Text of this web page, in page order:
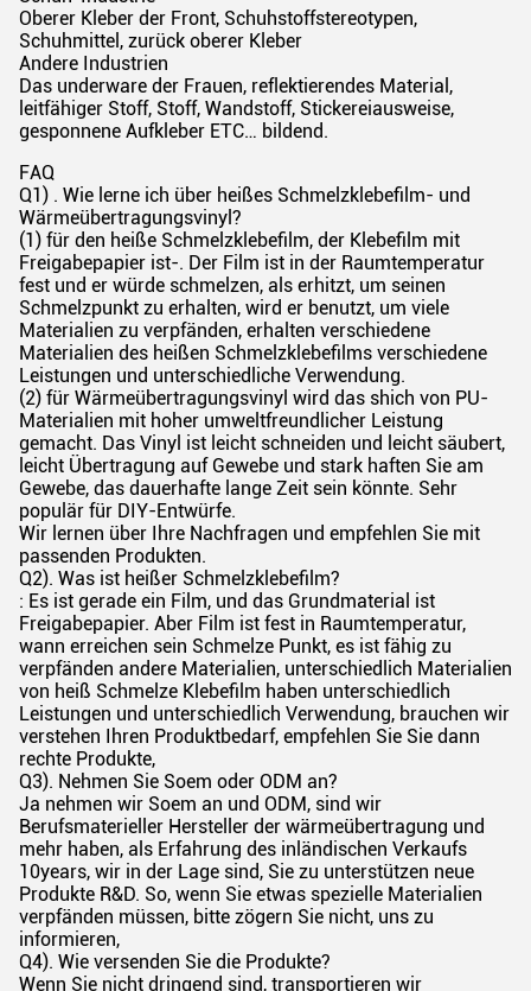
Oberer Kleber der Front, Schuhstoffstereotypen,
Schuhmittel, zurück oberer Kleber
Andere Industrien
Das underware der Frauen, reflektierendes Material,
leitfähiger Stoff, Stoff, Wandstoff, Stickereiausweise,
gesponnene Aufkleber ETC… bildend.
FAQ
Q1) . Wie lerne ich über heißes Schmelzklebefilm- und
Wärmeübertragungsvinyl?
(1) für den heiße Schmelzklebefilm, der Klebefilm mit
Freigabepapier ist-. Der Film ist in der Raumtemperatur
fest und er würde schmelzen, als erhitzt, um seinen
Schmelzpunkt zu erhalten, wird er benutzt, um viele
Materialien zu verpfänden, erhalten verschiedene
Materialien des heißen Schmelzklebefilms verschiedene
Leistungen und unterschiedliche Verwendung.
(2) für Wärmeübertragungsvinyl wird das shich von PU-
Materialien mit hoher umweltfreundlicher Leistung
gemacht. Das Vinyl ist leicht schneiden und leicht säubert,
leicht Übertragung auf Gewebe und stark haften Sie am
Gewebe, das dauerhafte lange Zeit sein könnte. Sehr
populär für DIY-Entwürfe.
Wir lernen über Ihre Nachfragen und empfehlen Sie mit
passenden Produkten.
Q2). Was ist heißer Schmelzklebefilm?
: Es ist gerade ein Film, und das Grundmaterial ist
Freigabepapier. Aber Film ist fest in Raumtemperatur,
wann erreichen sein Schmelze Punkt, es ist fähig zu
verpfänden andere Materialien, unterschiedlich Materialien
von heiß Schmelze Klebefilm haben unterschiedlich
Leistungen und unterschiedlich Verwendung, brauchen wir
verstehen Ihren Produktbedarf, empfehlen Sie Sie dann
rechte Produkte,
Q3). Nehmen Sie Soem oder ODM an?
Ja nehmen wir Soem an und ODM, sind wir
Berufsmaterieller Hersteller der wärmeübertragung und
mehr haben, als Erfahrung des inländischen Verkaufs
10years, wir in der Lage sind, Sie zu unterstützen neue
Produkte R&D. So, wenn Sie etwas spezielle Materialien
verpfänden müssen, bitte zögern Sie nicht, uns zu
informieren,
Q4). Wie versenden Sie die Produkte?
Wenn Sie nicht dringend sind, transportieren wir